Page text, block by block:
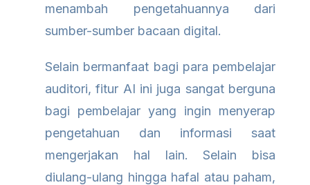
menambah pengetahuannya dari
sumber-sumber bacaan digital.
Selain bermanfaat bagi para pembelajar
auditori, fitur AI ini juga sangat berguna
bagi pembelajar yang ingin menyerap
pengetahuan dan informasi saat
mengerjakan hal lain. Selain bisa
diulang-ulang hingga hafal atau paham,